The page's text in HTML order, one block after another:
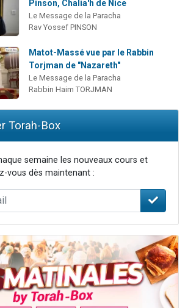
Pinson, Chalia'h de Nice
Le Message de la Paracha
Rav Yossef PINSON
Matot-Massé vue par le Rabbin
Torjman de "Nazareth"
Le Message de la Paracha
Rabbin Haim TORJMAN
Torah-Box
semaine les nouveaux cours et
vous dès maintenant :